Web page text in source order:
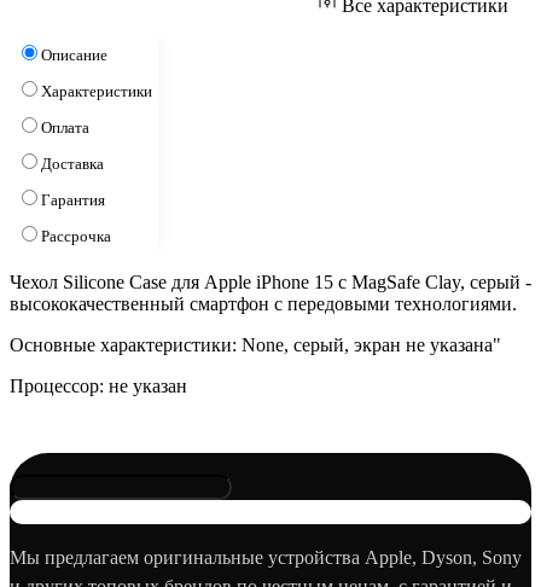
Все характеристики
Описание
Характеристики
Оплата
Доставка
Гарантия
Рассрочка
Чехол Silicone Case для Apple iPhone 15 с MagSafe Clay, серый -
высококачественный смартфон с передовыми технологиями.
Основные характеристики: None, серый, экран не указана"
Процессор: не указан
Мы предлагаем оригинальные устройства Apple, Dyson, Sony